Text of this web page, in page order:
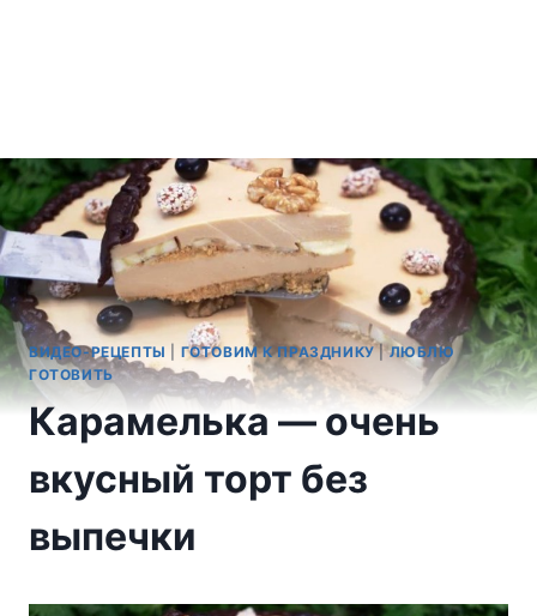
ВИДЕО-РЕЦЕПТЫ ГОТОВИМ К ПРАЗДНИКУ|ЛЮБЛЮ
ГОТОВИТЬ
Карамелька — очень
вкусный торт без
выпечки